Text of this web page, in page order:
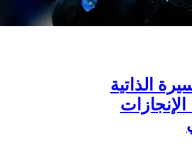
الذاتية
الإنجازات